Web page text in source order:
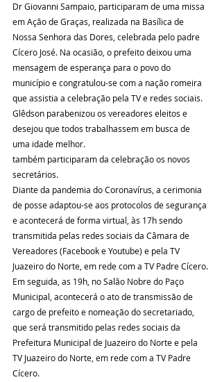
Dr Giovanni Sampaio, participaram de uma missa
em Ação de Graças, realizada na Basílica de
Nossa Senhora das Dores, celebrada pelo padre
Cícero José. Na ocasião, o prefeito deixou uma
mensagem de esperança para o povo do
município e congratulou-se com a nação romeira
que assistia a celebração pela TV e redes sociais.
Glêdson parabenizou os vereadores eleitos e
desejou que todos trabalhassem em busca de
uma idade melhor.
também participaram da celebração os novos
secretários.
Diante da pandemia do Coronavírus, a cerimonia
de posse adaptou-se aos protocolos de segurança
e acontecerá de forma virtual, às 17h sendo
transmitida pelas redes sociais da Câmara de
Vereadores (Facebook e Youtube) e pela TV
Juazeiro do Norte, em rede com a TV Padre Cícero.
Em seguida, as 19h, no Salão Nobre do Paço
Municipal, acontecerá o ato de transmissão de
cargo de prefeito e nomeação do secretariado,
que será transmitido pelas redes sociais da
Prefeitura Municipal de Juazeiro do Norte e pela
TV Juazeiro do Norte, em rede com a TV Padre
Cícero.